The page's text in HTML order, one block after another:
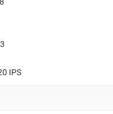
IPS